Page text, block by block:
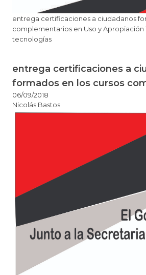
​entrega certificaciones a ciudadanos
complementarios en Uso y Apropiación
tecnologías
entrega certificaciones a
formados en los cursos
06/09/2018
Nicolás Bastos